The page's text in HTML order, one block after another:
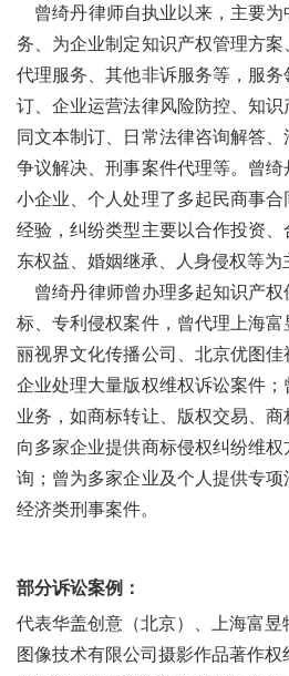
曾绮丹律师自执业以来，主要为
务、为企业制定知识产权管理方
代理服务、其他非诉服务等，服务
订、企业运营法律风险防控、知
同文本制订、日常法律咨询解答
争议解决、刑事案件代理等。曾
小企业、个人处理了多起民商事
经验，纠纷类型主要以合作投资
东权益、婚姻继承、人身侵权等为
曾绮丹律师曾办理多起知识产权
标、专利侵权案件，曾代理上海
丽视界文化传播公司、北京优图
企业处理大量版权维权诉讼案件
业务，如商标转让、版权交易、
向多家企业提供商标侵权纠纷维
询；曾为多家企业及个人提供专
经济类刑事案件。
部分诉讼案例：
代表华盖创意（北京）、上海富
图像技术有限公司摄影作品著作权